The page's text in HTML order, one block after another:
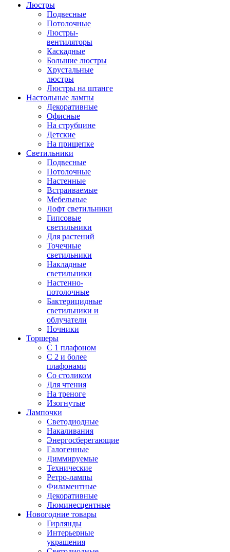
Люстры
Подвесные
Потолочные
Люстры-
вентиляторы
Каскадные
Большие люстры
Хрустальные
люстры
Люстры на штанге
Настольные лампы
Декоративные
Офисные
На струбцине
Детские
На прищепке
Светильники
Подвесные
Потолочные
Настенные
Встраиваемые
Мебельные
Лофт светильники
Гипсовые
светильники
Для растений
Точечные
светильники
Накладные
светильники
Настенно-
потолочные
Бактерицидные
светильники и
облучатели
Ночники
Торшеры
С 1 плафоном
С 2 и более
плафонами
Со столиком
Для чтения
На треноге
Изогнутые
Лампочки
Светодиодные
Накаливания
Энергосберегающие
Галогенные
Диммируемые
Технические
Ретро-лампы
Филаментные
Декоративные
Люминесцентные
Новогодние товары
Гирлянды
Интерьерные
украшения